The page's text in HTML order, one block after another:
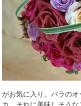
がお気に入り。バラの